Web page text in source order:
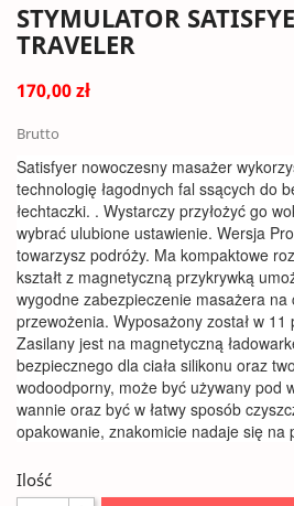
STYMULATOR
TRAVELER
170,00 zł
Brutto
Satisfyer nowoczesny masażer
technologię łagodnych fal ssących do
łechtaczki. . Wystarczy przyłożyć go
wybrać ulubione ustawienie. Wersja
towarzysz podróży. Ma kompaktowe
kształt z magnetyczną przykrywką
wygodne zabezpieczenie masażera
przewożenia. Wyposażony został w
Zasilany jest na magnetyczną
bezpiecznego dla ciała silikonu oraz
wodoodporny, może być używany pod
wannie oraz być w łatwy sposób
opakowanie, znakomicie nadaje się na
Ilość